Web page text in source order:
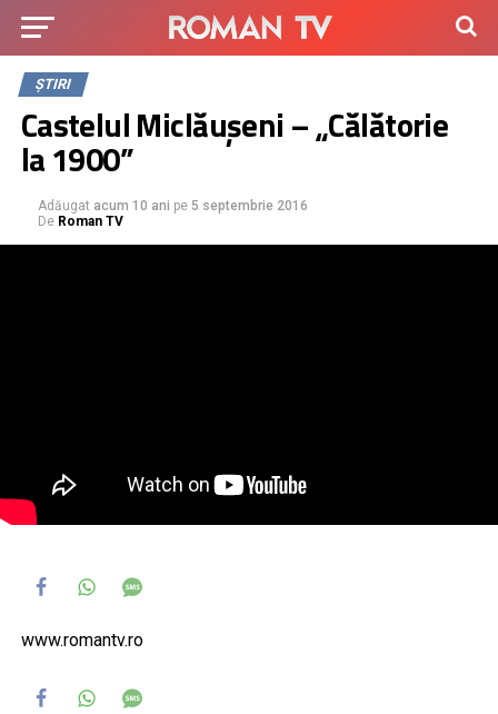
ȘTIRI
Castelul Miclăușeni – „Călătorie
la 1900”
Adăugat acum 10 ani pe 5 septembrie 2016
De Roman TV
www.romantv.ro